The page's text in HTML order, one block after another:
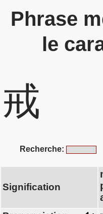
Phrase
le
戒
Recherche:
Signification